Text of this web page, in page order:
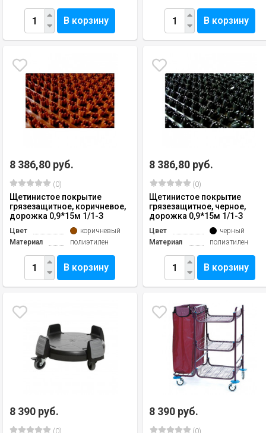
В корзину В корзину
8 386,80 руб.
(0)
Щетинистое покрытие
грязезащитное, коричневое,
дорожка 0,9*15м 1/1-З
Цвет
коричневый
Материал
полиэтилен
В корзину
8 386,80 руб.
(0)
Щетинистое покрытие
грязезащитное, черное,
дорожка 0,9*15м 1/1-З
Цвет
черный
Материал
полиэтилен
В корзину
8 390 руб.
(0)
8 390 руб.
(0)